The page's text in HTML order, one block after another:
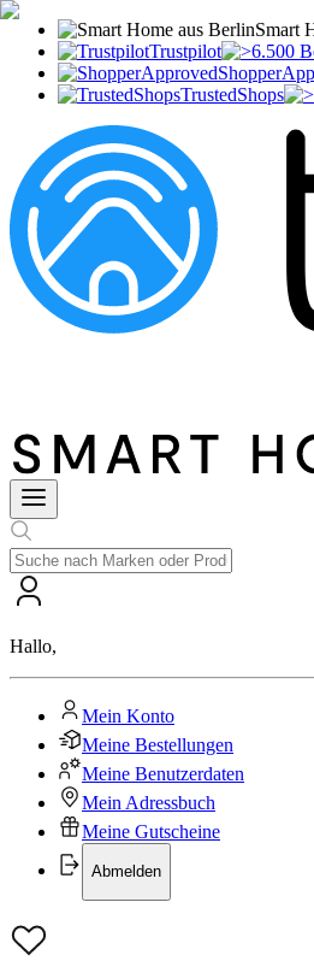
Smart
Trustpilot
TrustedShops
Hallo,
Mein Konto
Meine Bestellungen
Meine Benutzerdaten
Mein Adressbuch
Meine Gutscheine
Abmelden